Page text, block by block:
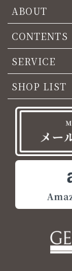
ABOUT
CONTENTS
SERVICE
SHOP LIST